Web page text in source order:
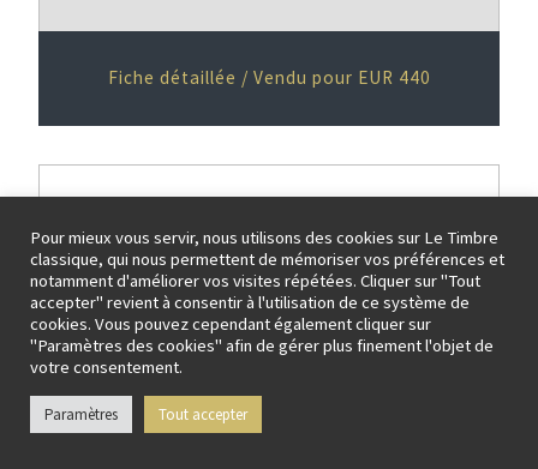
Fiche détaillée / Vendu pour EUR 440
Pour mieux vous servir, nous utilisons des cookies sur Le Timbre
classique, qui nous permettent de mémoriser vos préférences et
notamment d'améliorer vos visites répétées. Cliquer sur "Tout
accepter" revient à consentir à l'utilisation de ce système de
cookies. Vous pouvez cependant également cliquer sur
"Paramètres des cookies" afin de gérer plus finement l'objet de
votre consentement.
Paramètres Tout accepter